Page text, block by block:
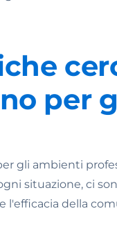
per
gli ambienti
situazione, ci
della